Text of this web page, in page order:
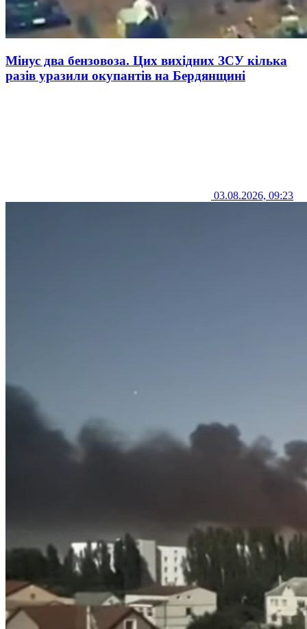
Мінус два бензовоза. Цих вихідних ЗСУ кілька
разів уразили окупантів на Бердянщині
03.08.2026, 09:23